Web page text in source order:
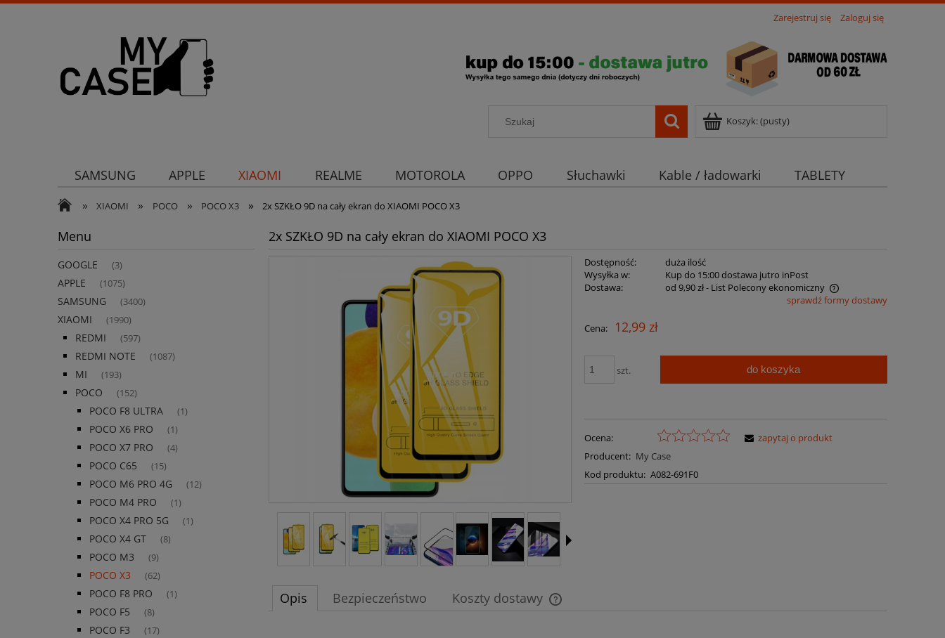
Zarejestruj się Zaloguj się
Koszyk:(pusty)
SAMSUNG APPLE XIAOMI REALME MOTOROLA OPPO Słuchawki Kable / ładowarki
TABLETY
Uchwyty
Ochrona aparatu Ochrona aparatu Strona główna
» XIAOMI » POCO » POCO X3 » 2x SZKŁO 9D na cały ekran do XIAOMI POCO X3
Menu
GOOGLE (3)
APPLE (1075)
SAMSUNG (3400)
XIAOMI (1990)
REDMI (597)
REDMI NOTE (1087)
MI (193)
POCO (152)
POCO F8 ULTRA (1)
POCO X6 PRO (1)
POCO X7 PRO (4)
POCO C65 (15)
POCO M6 PRO 4G (12)
POCO M4 PRO (1)
POCO X4 PRO 5G (1)
POCO X4 GT (8)
POCO M3 (9)
POCO X3 (62)
POCO F8 PRO (1)
POCO F5 (8)
POCO F3 (17)
2x SZKŁO 9D na cały ekran do XIAOMI POCO X3
Dostępność:
duża ilość
Wysyłka w:
Kup do 15:00 dostawa jutro inPost
Dostawa:
od 9,90 zł- List Polecony ekonomiczny
płatności
sprawdź formy dostawy
Cena: 12,99 zł
szt. do koszyka
Ocena:
Producent: My Case
Kod produktu: A082-691F0
zapytaj o produkt
Opis Bezpieczeństwo Koszty dostawy